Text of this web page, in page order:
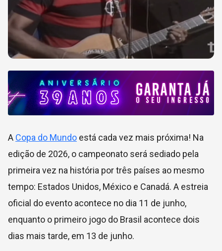
A Copa do Mundo está cada vez mais próxima! Na
edição de 2026, o campeonato será sediado pela
primeira vez na história por três países ao mesmo
tempo: Estados Unidos, México e Canadá. A estreia
oficial do evento acontece no dia 11 de junho,
enquanto o primeiro jogo do Brasil acontece dois
dias mais tarde, em 13 de junho.